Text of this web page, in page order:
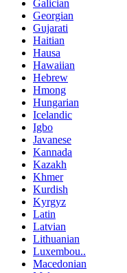
Galician
Georgian
Gujarati
Haitian
Hausa
Hawaiian
Hebrew
Hmong
Hungarian
Icelandic
Igbo
Javanese
Kannada
Kazakh
Khmer
Kurdish
Kyrgyz
Latin
Latvian
Lithuanian
Luxembou..
Macedonian